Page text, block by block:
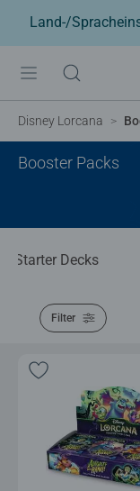
Land-/
Disney Lorcana
Booster Packs
Starter Decks
Filter